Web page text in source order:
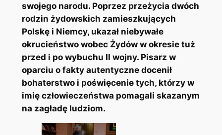
swojego narodu. Poprzez przeżycia dwóch
rodzin żydowskich zamieszkujących
Polskę i Niemcy, ukazał niebywałe
okrucieństwo wobec Żydów w okresie tuż
przed i po wybuchu II wojny. Pisarz w
oparciu o fakty autentyczne docenił
bohaterstwo i poświęcenie tych, którzy w
imię człowieczeństwa pomagali skazanym
na zagładę ludziom.